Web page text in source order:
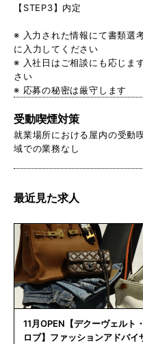
【STEP3】内定
※ 入力された情報にて書類選
に入力してください
※ 入社日はご相談にも応じま
さい
※ 応募の秘密は厳守します
受動喫煙対策
就業場所における屋内の受動
域での業務なし
最近見た求人
11月OPEN【デクーヴェルト
ロブ】ファッションアドバイ